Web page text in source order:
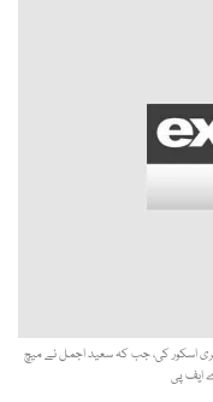
اسکور کی، جب کہ سعید اجمل نے میچ